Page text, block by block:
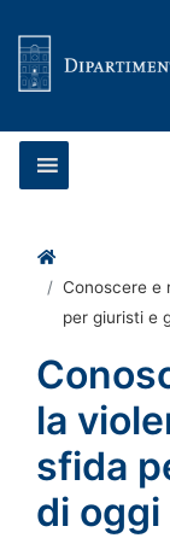
Home
Conoscere e
per giuristi e
la
sfida
di oggi